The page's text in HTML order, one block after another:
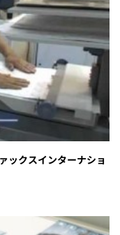
ックスインターナショ